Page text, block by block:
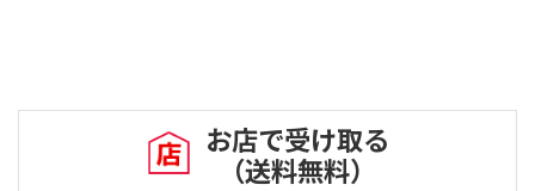
お店で受け取る
（送料無料）